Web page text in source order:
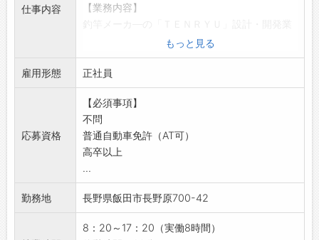
仕事内容
【業務内容】
・釣竿やカーボンパイプの設計
・開発・製品の品質確認
・材料メーカーなどと打合せなど
【研修制度】
・入社から半年〜１年程度の製造現場研修を行
います！
【取り扱い製品】
・釣具用品
・ゴルフ用品
・汎用ポール
【長期連休あり◎】
もっと見る
雇用形態 正社員
応募資格
【必須事項】
不問
普通自動車免許（AT可）
高卒以上
...
勤務地 長野県飯田市長野原700-42
8：20～17：20（実働8時間）